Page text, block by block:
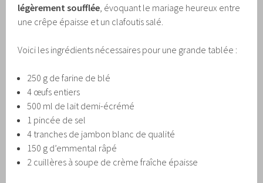
légèrement soufflée , évoquant le mariage heureux entre
une crêpe épaisse et un clafoutis salé.
Voici les ingrédients nécessaires pour une grande tablée :
250 g de farine de blé
4 œufs entiers
500 ml de lait demi-écrémé
1 pincée de sel
4 tranches de jambon blanc de qualité
150 g d’emmental râpé
2 cuillères à soupe de crème fraîche épaisse